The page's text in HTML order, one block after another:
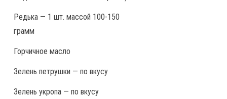
Редька — 1 шт. массой 100-150
грамм
Горчичное масло
Зелень петрушки — по вкусу
Зелень укропа — по вкусу